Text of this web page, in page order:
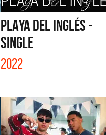
PLAYA DEL INGLÉS -
SINGLE
2022